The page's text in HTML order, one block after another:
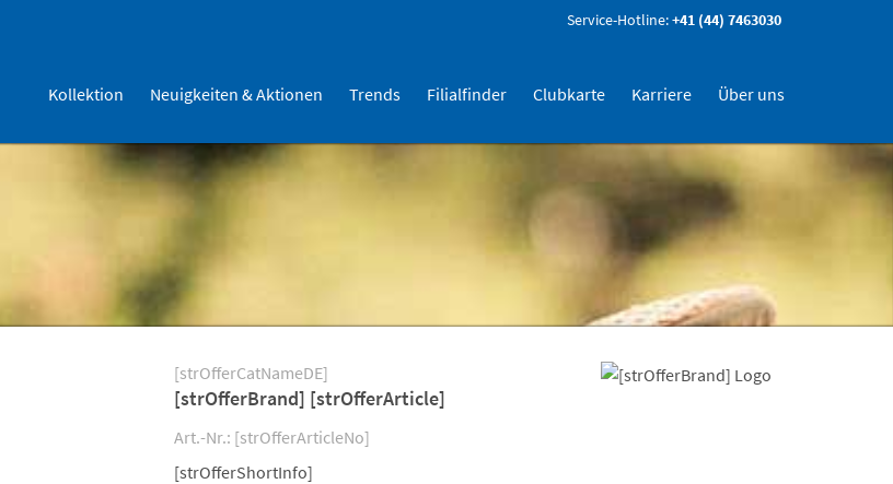
Service-Hotline:+41 (44) 7463030
Kollektion Neuigkeiten & Aktionen Trends Filialfinder Clubkarte Karriere Über uns
[strOfferCatNameDE]
[strOfferBrand] [strOfferArticle]
Art.-Nr.: [strOfferArticleNo]
[strOfferShortInfo]